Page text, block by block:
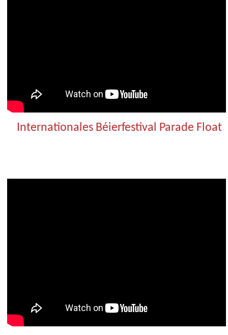
Internationales Béierfestival Parade Float